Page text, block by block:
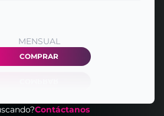
MENSUAL
COMPRAR
Contáctanos